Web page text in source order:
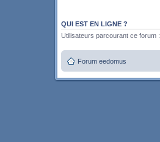
QUI EST EN LIGNE ?
Utilisateurs parcourant ce forum :
Forum eedomus